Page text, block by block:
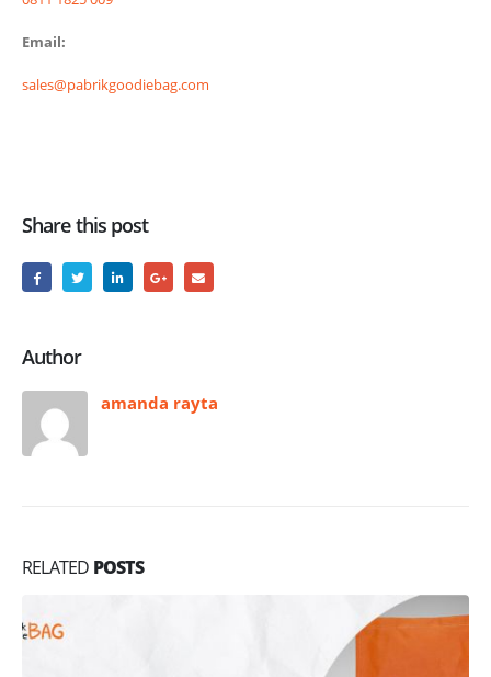
Email:
sales@pabrikgoodiebag.com
Share this post
Author
amanda rayta
RELATED POSTS